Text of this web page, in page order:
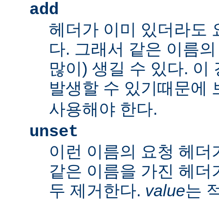
add
헤더가 이미 있더라도
다. 그래서 같은 이름
많이) 생길 수 있다. 이
발생할 수 있기때문에
사용해야 한다.
unset
이런 이름의 요청 헤
같은 이름을 가진 헤
두 제거한다. value는